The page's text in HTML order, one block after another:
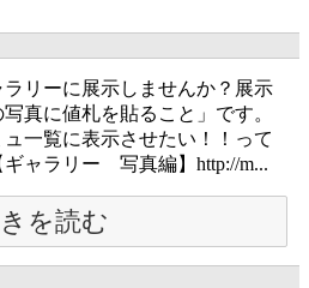
リーに展示しませんか？展示
真に値札を貼ること」です。
一覧に表示させたい！！って
ャラリー 写真編】http://m...
を読む